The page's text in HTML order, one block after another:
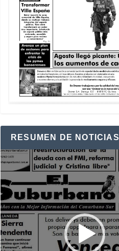
RESUMEN DE NOTICIAS
Reproductor
de
vídeo